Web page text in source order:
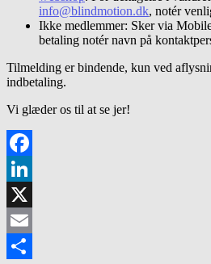
info@blindmotion.dk, notér
Ikke medlemmer: Sker via
betaling notér navn på
Tilmelding er bindende, kun ved
indbetaling.
Vi glæder os til at se jer!
Facebook
LinkedIn
X
Email